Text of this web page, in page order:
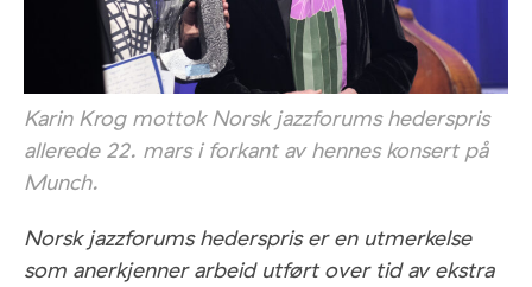
Karin Krog mottok Norsk jazzforums hederspris
allerede 22. mars i forkant av hennes konsert på
Munch.
Norsk jazzforums hederspris er en utmerkelse
som anerkjenner arbeid utført over tid av ekstra